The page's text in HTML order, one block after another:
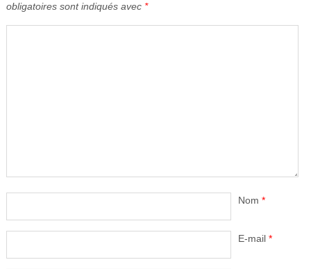
obligatoires sont indiqués avec *
Nom *
E-mail *